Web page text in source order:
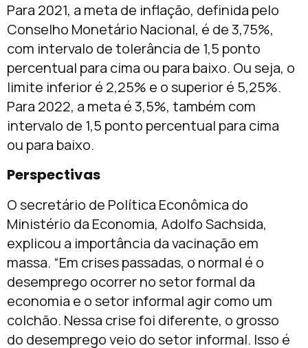
Para 2021, a meta de inflação, definida pelo
Conselho Monetário Nacional, é de 3,75%,
com intervalo de tolerância de 1,5 ponto
percentual para cima ou para baixo. Ou seja, o
limite inferior é 2,25% e o superior é 5,25%.
Para 2022, a meta é 3,5%, também com
intervalo de 1,5 ponto percentual para cima
ou para baixo.
Perspectivas
O secretário de Política Econômica do
Ministério da Economia, Adolfo Sachsida,
explicou a importância da vacinação em
massa. “Em crises passadas, o normal é o
desemprego ocorrer no setor formal da
economia e o setor informal agir como um
colchão. Nessa crise foi diferente, o grosso
do desemprego veio do setor informal. Isso é